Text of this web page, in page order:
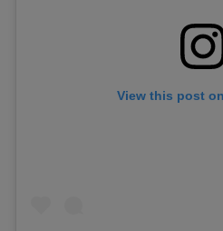
View this post